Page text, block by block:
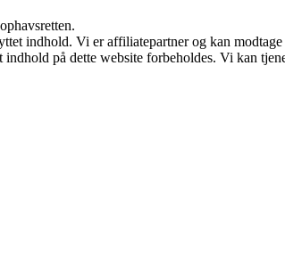
indhold. Vi er affiliatepartner og kan
på dette website forbeholdes. Vi kan